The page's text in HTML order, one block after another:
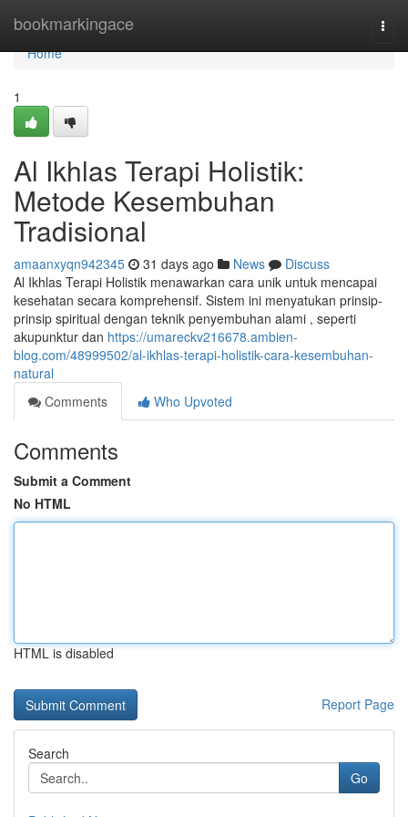
bookmarkingace
Home
Home
1
Al Ikhlas Terapi Holistik:
Metode Kesembuhan
Tradisional
amaanxyqn942345 31 days ago News
Discuss
Al Ikhlas Terapi Holistik menawarkan cara unik untuk mencapai
kesehatan secara komprehensif. Sistem ini menyatukan prinsip-
prinsip spiritual dengan teknik penyembuhan alami , seperti
akupunktur dan https://umareckv216678.ambien-
blog.com/48999502/al-ikhlas-terapi-holistik-cara-kesembuhan-
natural
Comments
Who Upvoted
Comments
Submit a Comment
No HTML
HTML is disabled
Report Page
Search
Go